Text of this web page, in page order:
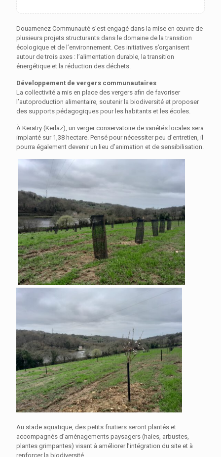
Douarnenez Communauté s’est engagé dans la mise en œuvre de
plusieurs projets structurants dans le domaine de la transition
écologique et de l’environnement. Ces initiatives s’organisent
autour de trois axes : l’alimentation durable, la transition
énergétique et la réduction des déchets.
Développement de vergers communautaires
La collectivité a mis en place des vergers afin de favoriser
l’autoproduction alimentaire, soutenir la biodiversité et proposer
des supports pédagogiques pour les habitants et les écoles.
À Keratry (Kerlaz), un verger conservatoire de variétés locales sera
implanté sur 1,38 hectare. Pensé pour nécessiter peu d’entretien, il
pourra également devenir un lieu d’animation et de sensibilisation.
Au stade aquatique, des petits fruitiers seront plantés et
accompagnés d’aménagements paysagers (haies, arbustes,
plantes grimpantes) visant à améliorer l’intégration du site et à
renforcer la biodiversité.